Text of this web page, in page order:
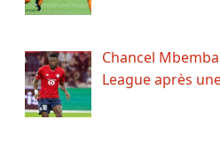
Chancel
League après